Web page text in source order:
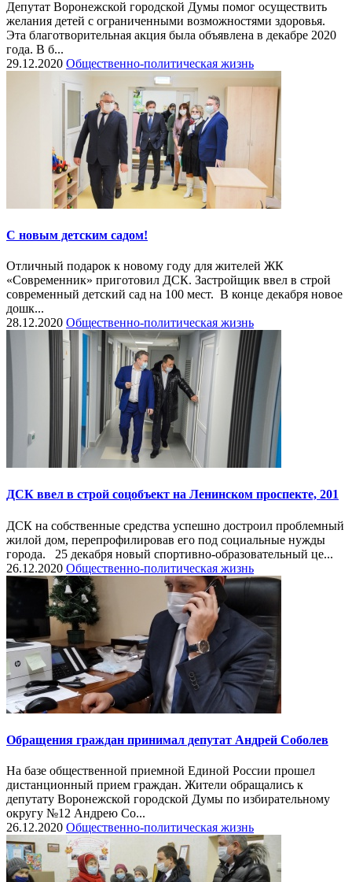
Депутат Воронежской городской Думы помог осуществить
желания детей с ограниченными возможностями здоровья.
Эта благотворительная акция была объявлена в декабре 2020
года. В б...
29.12.2020 Общественно-политическая жизнь
С новым детским садом!
Отличный подарок к новому году для жителей ЖК
«Современник» приготовил ДСК. Застройщик ввел в строй
современный детский сад на 100 мест. В конце декабря новое
дошк...
28.12.2020 Общественно-политическая жизнь
ДСК ввел в строй соцобъект на Ленинском проспекте, 201
ДСК на собственные средства успешно достроил проблемный
жилой дом, перепрофилировав его под социальные нужды
города. 25 декабря новый спортивно-образовательный це...
26.12.2020 Общественно-политическая жизнь
Обращения граждан принимал депутат Андрей Соболев
На базе общественной приемной Единой России прошел
дистанционный прием граждан. Жители обращались к
депутату Воронежской городской Думы по избирательному
округу №12 Андрею Со...
26.12.2020 Общественно-политическая жизнь